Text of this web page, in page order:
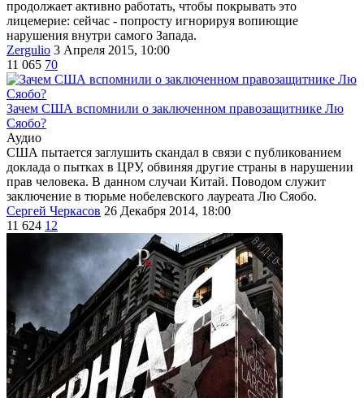
продолжает активно работать, чтобы покрывать это
лицемерие: сейчас - попросту игнорируя вопиющие
нарушения внутри самого Запада.
Zergulio 3 Апреля 2015, 10:00
11 065 70
Зачем США вспомнили о заключенном правозащитнике Лю
Сяобо?
Аудио
США пытается заглушить скандал в связи с публикованием
доклада о пытках в ЦРУ, обвиняя другие страны в нарушении
прав человека. В данном случаи Китай. Поводом служит
заключение в тюрьме нобелевского лауреата Лю Сяобо.
Сергей Черкасов 26 Декабря 2014, 18:00
11 624 12